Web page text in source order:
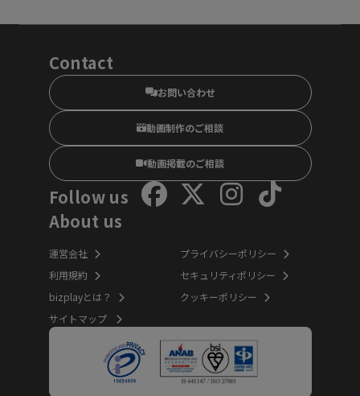
Contact
お問い合わせ
動画制作のご相談
動画掲載のご相談
Follow us
About us
運営会社
利用規約
bizplayとは？
サイトマップ
プライバシーポリシー
セキュリティポリシー
クッキーポリシー